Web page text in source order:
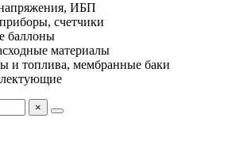
ИБП
счетчики
баллоны
материалы
и топлива, мембранные баки
×